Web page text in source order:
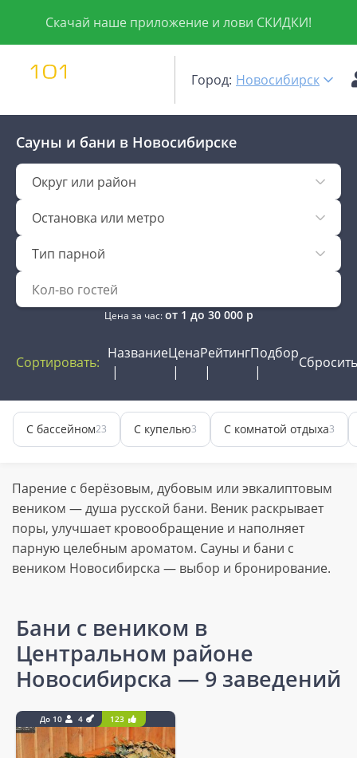
Скачай наше приложение и лови СКИДКИ!
Город: Новосибирск
Сауны и бани в Новосибирске
Округ или район
Остановка или метро
Тип парной
Цена за час:от 1 до 30 000р
Сортировать:
НазваниеЦенаРейтингПодбор
Сбросить
С бассейном23 С купелью3 С комнатой отдыха3
Парение с берёзовым, дубовым или эвкалиптовым
веником — душа русской бани. Веник раскрывает
поры, улучшает кровообращение и наполняет
парную целебным ароматом. Сауны и бани с
веником Новосибирска — выбор и бронирование.
Бани с веником в
Центральном районе
Новосибирска — 9 заведений
До 10 4 123